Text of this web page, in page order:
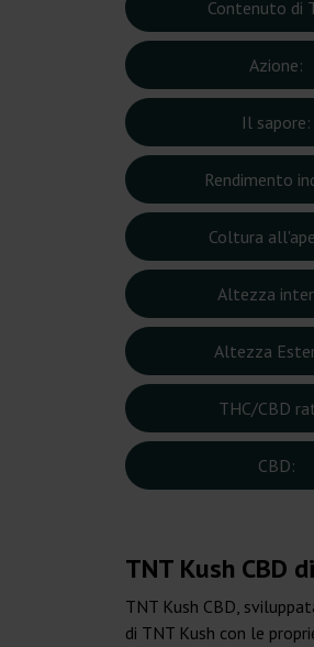
Contenuto di
Azione:
Il sapore:
Rendimento
Coltura
Altezza
Altezza
THC/CBD
CBD:
TNT Kush CBD
TNT Kush CBD,
di TNT Kush con le